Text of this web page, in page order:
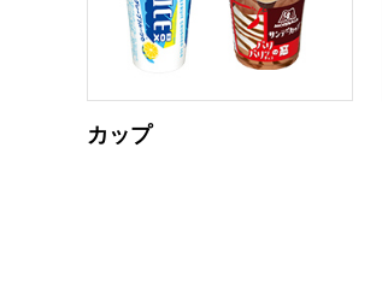
カップ